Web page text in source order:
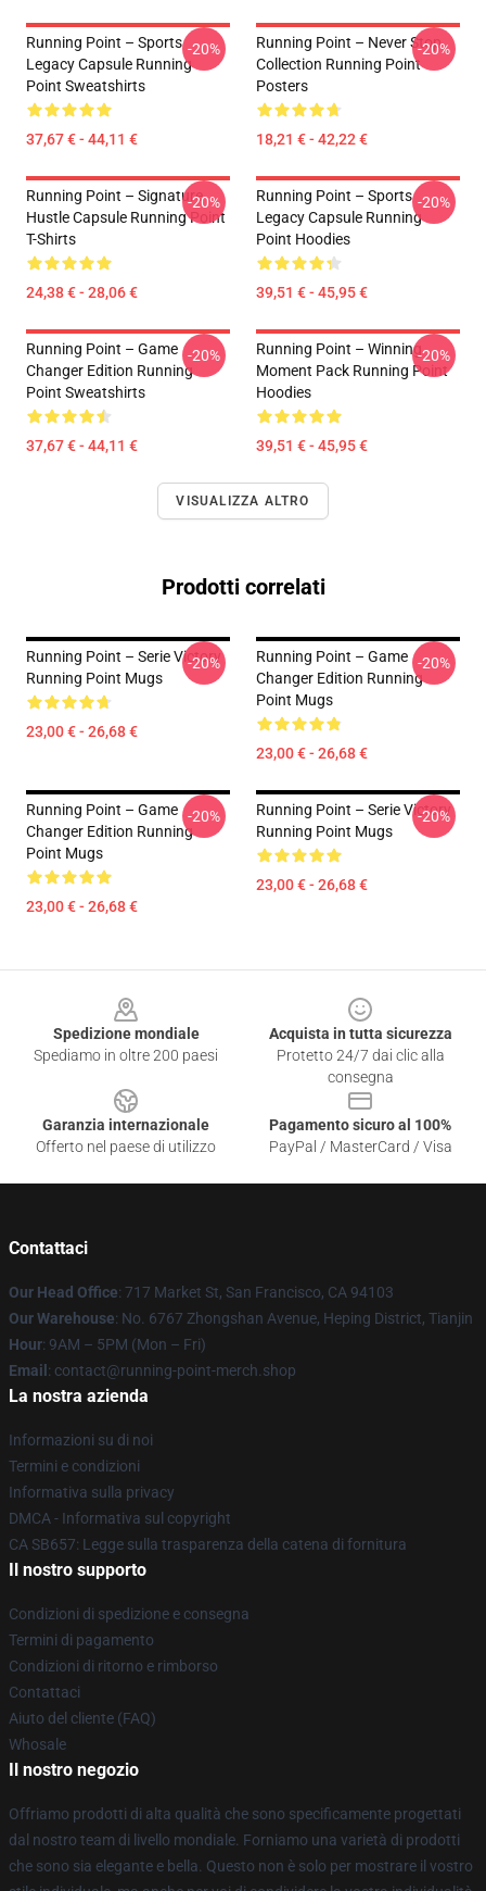
Running Point – Sports
Legacy Capsule Running
Point Sweatshirts
37,67 € - 44,11 €
-20%
Running Point – Never Stop
Collection Running Point
Posters
18,21 € - 42,22 €
-20%
Running Point – Signature
Hustle Capsule Running Point
T-Shirts
24,38 € - 28,06 €
-20%
Running Point – Sports
Legacy Capsule Running
Point Hoodies
39,51 € - 45,95 €
-20%
Running Point – Game
Changer Edition Running
Point Sweatshirts
37,67 € - 44,11 €
-20%
Running Point – Winning
Moment Pack Running Point
Hoodies
39,51 € - 45,95 €
-20%
VISUALIZZA ALTRO
Prodotti correlati
Running Point – Serie Victory
Running Point Mugs
23,00 € - 26,68 €
-20%
Running Point – Game
Changer Edition Running
Point Mugs
23,00 € - 26,68 €
-20%
Running Point – Game
Changer Edition Running
Point Mugs
23,00 € - 26,68 €
-20%
Running Point – Serie Victory
Running Point Mugs
23,00 € - 26,68 €
-20%
Spedizione mondiale
Spediamo in oltre 200 paesi
Acquista in tutta sicurezza
Protetto 24/7 dai clic alla
consegna
Garanzia internazionale
Offerto nel paese di utilizzo
Pagamento sicuro al 100%
PayPal / MasterCard / Visa
Contattaci
Our Head Office: 717 Market St, San Francisco, CA 94103
Our Warehouse: No. 6767 Zhongshan Avenue, Heping District, Tianjin
Hour: 9AM – 5PM (Mon – Fri)
Email : contact@running-point-merch.shop
La nostra azienda
Informazioni su di noi
Termini e condizioni
Informativa sulla privacy
DMCA - Informativa sul copyright
CA SB657: Legge sulla trasparenza della catena di fornitura
Il nostro supporto
Condizioni di spedizione e consegna
Termini di pagamento
Condizioni di ritorno e rimborso
Contattaci
Aiuto del cliente (FAQ)
Whosale
Il nostro negozio
Offriamo prodotti di alta qualità che sono specificamente progettati
dal nostro team di livello mondiale. Forniamo una varietà di prodotti
che sono sia elegante e bella. Questo non è solo per mostrare il vostro